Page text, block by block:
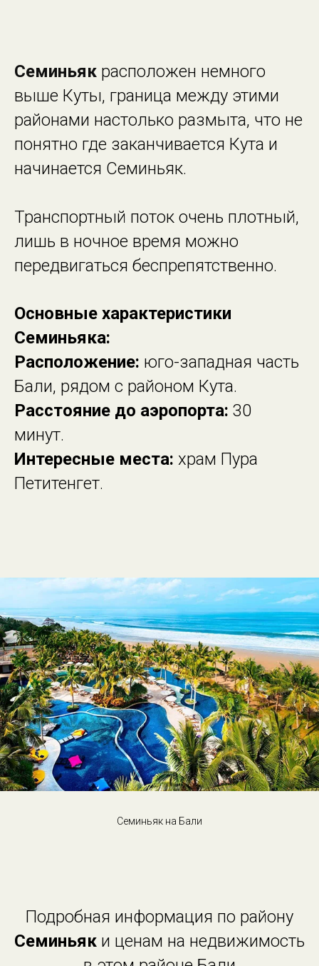
Семиньяк расположен немного
выше Куты, граница между этими
районами настолько размыта, что не
понятно где заканчивается Кута и
начинается Семиньяк.
Транспортный поток очень плотный,
лишь в ночное время можно
передвигаться беспрепятственно.
Основные характеристики
Семиньяка:
Расположение: юго-западная часть
Бали, рядом с районом Кута.
Расстояние до аэропорта: 30
минут.
Интересные места: храм Пура
Петитенгет.
Семиньяк на Бали
Подробная информация по району
Семиньяк и ценам на недвижимость